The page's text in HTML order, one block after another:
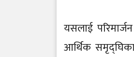
यसलाई
आर्थिक